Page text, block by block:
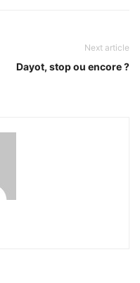
Next article
Dayot, stop ou encore ?